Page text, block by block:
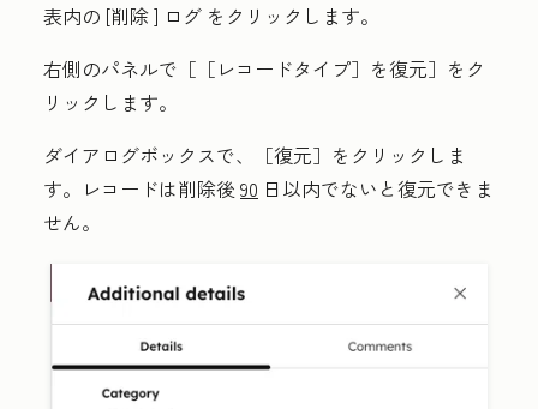
表内の [削除] ログ をクリックします。
右側のパネルで［［レコードタイプ］を復元］ をク
リックします。
ダイアログボックスで、［復元］ をクリックしま
す。レコードは削除後 90 日以内でないと復元できま
せん。